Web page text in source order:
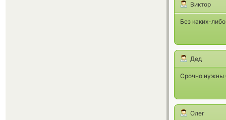
Виктор
Без каких-
Дед
Срочно нужны
Олег